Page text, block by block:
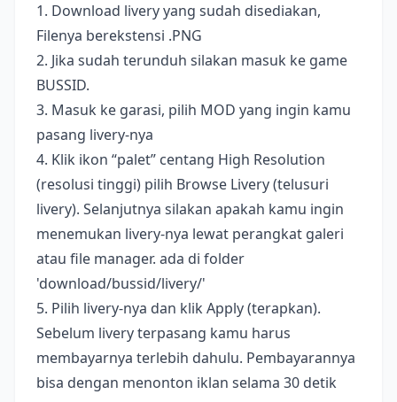
1. Download livery yang sudah disediakan,
Filenya berekstensi .PNG
2. Jika sudah terunduh silakan masuk ke game
BUSSID.
3. Masuk ke garasi, pilih MOD yang ingin kamu
pasang livery-nya
4. Klik ikon “palet” centang High Resolution
(resolusi tinggi) pilih Browse Livery (telusuri
livery). Selanjutnya silakan apakah kamu ingin
menemukan livery-nya lewat perangkat galeri
atau file manager. ada di folder
'download/bussid/livery/'
5. Pilih livery-nya dan klik Apply (terapkan).
Sebelum livery terpasang kamu harus
membayarnya terlebih dahulu. Pembayarannya
bisa dengan menonton iklan selama 30 detik